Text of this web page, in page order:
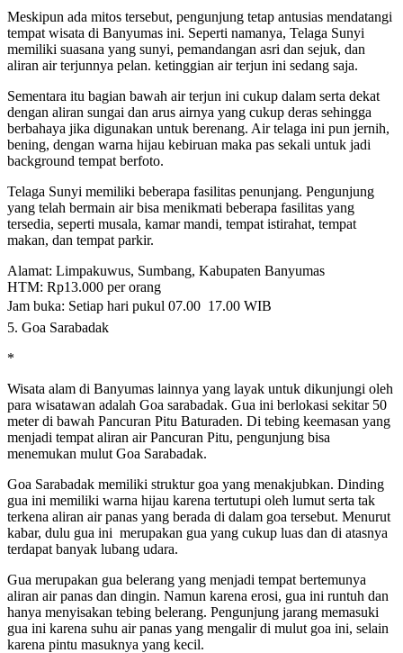
Meskipun ada mitos tersebut, pengunjung tetap antusias mendatangi
tempat wisata di Banyumas ini. Seperti namanya, Telaga Sunyi
memiliki suasana yang sunyi, pemandangan asri dan sejuk, dan
aliran air terjunnya pelan. ketinggian air terjun ini sedang saja.
Sementara itu bagian bawah air terjun ini cukup dalam serta dekat
dengan aliran sungai dan arus airnya yang cukup deras sehingga
berbahaya jika digunakan untuk berenang. Air telaga ini pun jernih,
bening, dengan warna hijau kebiruan maka pas sekali untuk jadi
background tempat berfoto.
Telaga Sunyi memiliki beberapa fasilitas penunjang. Pengunjung
yang telah bermain air bisa menikmati beberapa fasilitas yang
tersedia, seperti musala, kamar mandi, tempat istirahat, tempat
makan, dan tempat parkir.
Alamat: Limpakuwus, Sumbang, Kabupaten Banyumas
HTM: Rp13.000 per orang
Jam buka: Setiap hari pukul 07.00  17.00 WIB
5. Goa Sarabadak
*
Wisata alam di Banyumas lainnya yang layak untuk dikunjungi oleh
para wisatawan adalah Goa sarabadak. Gua ini berlokasi sekitar 50
meter di bawah Pancuran Pitu Baturaden. Di tebing keemasan yang
menjadi tempat aliran air Pancuran Pitu, pengunjung bisa
menemukan mulut Goa Sarabadak.
Goa Sarabadak memiliki struktur goa yang menakjubkan. Dinding
gua ini memiliki warna hijau karena tertutupi oleh lumut serta tak
terkena aliran air panas yang berada di dalam goa tersebut. Menurut
kabar, dulu gua ini merupakan gua yang cukup luas dan di atasnya
terdapat banyak lubang udara.
Gua merupakan gua belerang yang menjadi tempat bertemunya
aliran air panas dan dingin. Namun karena erosi, gua ini runtuh dan
hanya menyisakan tebing belerang. Pengunjung jarang memasuki
gua ini karena suhu air panas yang mengalir di mulut goa ini, selain
karena pintu masuknya yang kecil.